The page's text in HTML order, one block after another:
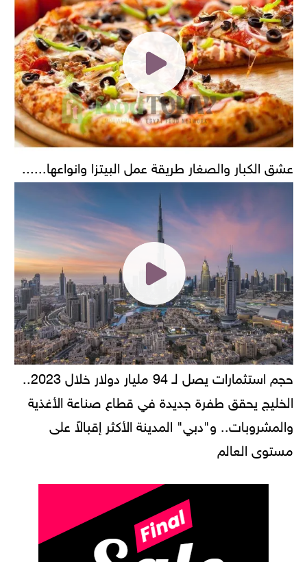
عشق الكبار والصغار طريقة عمل البيتزا وانواعها......
الخليج يحقق طفرة جديدة في قطاع صناعة الأغذية
والمشروبات.. و"دبي" المدينة الأكثر إقبالاً على
مستوى العالم